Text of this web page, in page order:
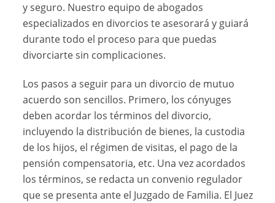
y seguro. Nuestro equipo de abogados
especializados en divorcios te asesorará y guiará
durante todo el proceso para que puedas
divorciarte sin complicaciones.
Los pasos a seguir para un divorcio de mutuo
acuerdo son sencillos. Primero, los cónyuges
deben acordar los términos del divorcio,
incluyendo la distribución de bienes, la custodia
de los hijos, el régimen de visitas, el pago de la
pensión compensatoria, etc. Una vez acordados
los términos, se redacta un convenio regulador
que se presenta ante el Juzgado de Familia. El Juez